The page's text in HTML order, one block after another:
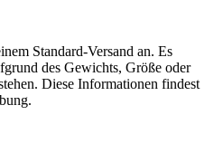
Standard-Versand an. Es
des Gewichts, Größe oder
Diese Informationen findest